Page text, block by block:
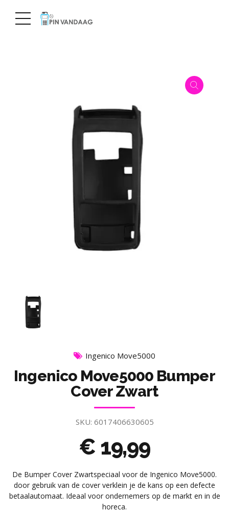
Ingenico Move5000
Ingenico Move5000 Bumper
Cover Zwart
SKU: 6017406630605
€ 19,99
De Bumper Cover Zwartspeciaal voor de Ingenico Move5000.
door gebruik van de cover verklein je de kans op een defecte
betaalautomaat. Ideaal voor ondernemers op de markt en in de
horeca.